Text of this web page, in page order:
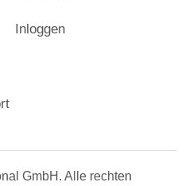
Inloggen
GmbH. Alle rechten